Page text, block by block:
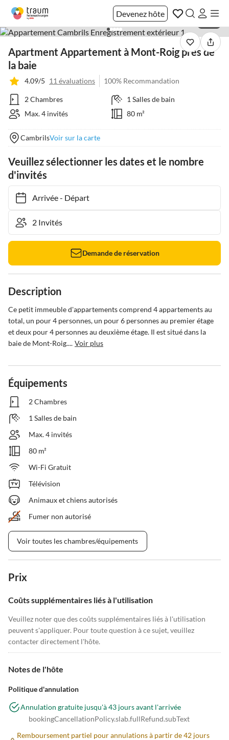
Devenez hôte
Apartment Appartement à Mont-Roig près de
la baie
4.09/5 11 évaluations 100% Recommandation
2 Chambres
1 Salles de bain
Max. 4 invités
80 m²
CambrilsVoir sur la carte
Veuillez sélectionner les dates et le nombre
d'invités
Arrivée- Départ
Demande de réservation
Description
Ce petit immeuble d'appartements comprend 4 appartements au
total, un pour 4 personnes, un pour 6 personnes au premier étage
et deux pour 4 personnes au deuxième étage. Il est situé dans la
baie de Mont-Roig.... Voir plus
Équipements
2 Chambres
1 Salles de bain
Max. 4 invités
80 m²
Wi-Fi Gratuit
Télévision
Animaux et chiens autorisés
Fumer non autorisé
Voir toutes les chambres/équipements
Prix
Coûts supplémentaires liés à l'utilisation
Veuillez noter que des coûts supplémentaires liés à l'utilisation
peuvent s'appliquer. Pour toute question à ce sujet, veuillez
contacter directement l'hôte.
Notes de l'hôte
Politique d'annulation
Annulation gratuite jusqu'à 43 jours avant l'arrivée
bookingCancellationPolicy.slab.fullRefund.subText
Remboursement partiel pour annulations à partir de 42 jours